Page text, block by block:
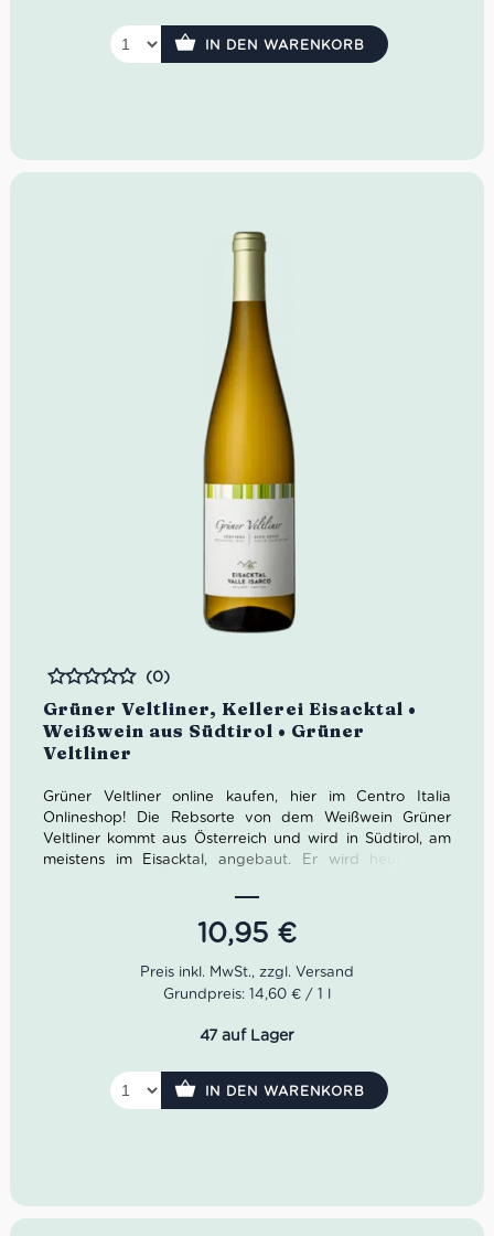
Farbe: blasses Grün
Geruch: grüne Äpfel, Brotkruste
Geschmack: vollmundig, würzig, trocken
IN DEN WARENKORB
Grüner Veltliner, Kellerei Eisacktal •
Weißwein aus Südtirol • Grüner
Veltliner
Bewertet
(0)
Grüner Veltliner online kaufen, hier im Centro Italia
Onlineshop! Die Rebsorte von dem Weißwein Grüner
Veltliner kommt aus Österreich und wird in Südtirol, am
meistens im Eisacktal, angebaut. Er wird heute dort
zuhause war. Der Grüner Veltliner mag etwas
tiefgründigere, fruchtbare und warme Böden. Alle diese
Faktoren zählen um ihn als einen Besonderheit der
Südtiroler Weinszene zu machen. Der Grüner Veltliner ist
ein Weißwein mit feinwürzigem Geschmack und
lebendigem Säure. Seine Farbe ist grünlich bis hellgelb.
An der Nase ist frisch und fruchtig mit Noten von grünem
Eigenschaften von dem Weißwein Grüner Veltliner aus
Idealer Versandkarton: 21 Flaschen
10,95 €
Grundpreis: 14,60 € / 1 l
47 auf Lager
IN DEN WARENKORB